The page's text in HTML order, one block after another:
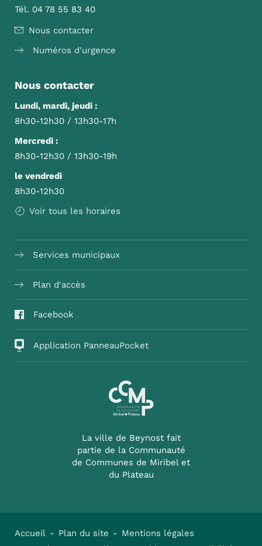
Tél. 04 78 55 83 40
Nous contacter
Numéros d'urgence
Nous contacter
Lundi, mardi, jeudi :
8h30-12h30 / 13h30-17h
Mercredi :
8h30-12h30 / 13h30-19h
le vendredi
8h30-12h30
Voir tous les horaires
Services municipaux
Plan d'accès
Facebook
Application PanneauPocket
La ville de Beynost fait
partie de la Communauté
de Communes de Miribel et
du Plateau
Accueil Plan du site
Mentions légales